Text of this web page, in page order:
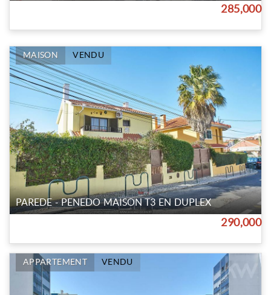
285,000
MAISON VENDU
PAREDE - PENEDO MAISON T3 EN DUPLEX
290,000
APPARTEMENT VENDU